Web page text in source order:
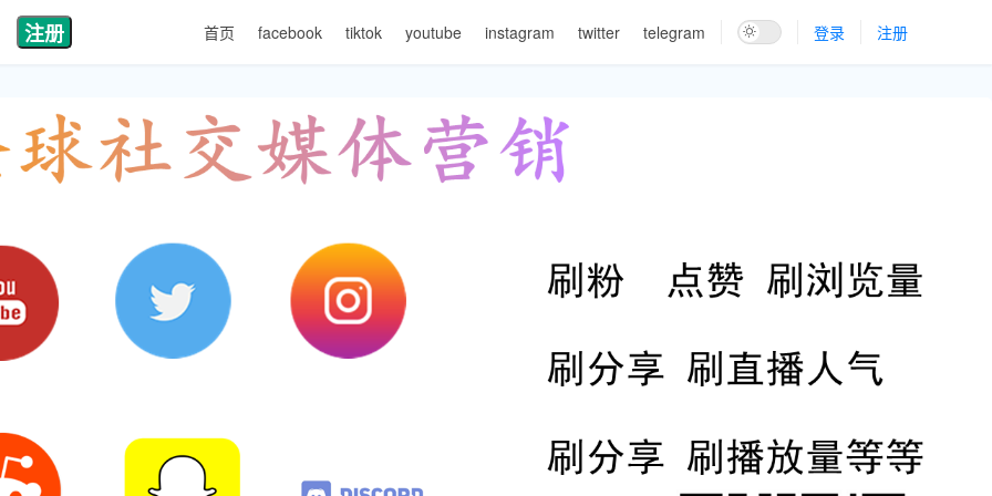
注册 首页 facebook tiktok youtube instagram twitter telegram 登录 注册